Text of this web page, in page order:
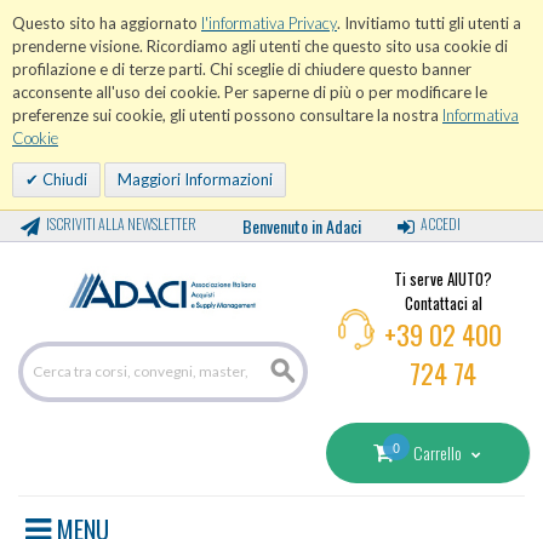
Questo sito ha aggiornato l'informativa Privacy. Invitiamo tutti gli utenti a
prenderne visione. Ricordiamo agli utenti che questo sito usa cookie di
profilazione e di terze parti. Chi sceglie di chiudere questo banner
acconsente all'uso dei cookie. Per saperne di più o per modificare le
preferenze sui cookie, gli utenti possono consultare la nostra Informativa
Cookie
Chiudi Maggiori Informazioni
ISCRIVITI ALLA NEWSLETTER Benvenuto in Adaci ACCEDI
Ti serve AIUTO?
Contattaci al
+39 02 400
724 74
0 Carrello
MENU